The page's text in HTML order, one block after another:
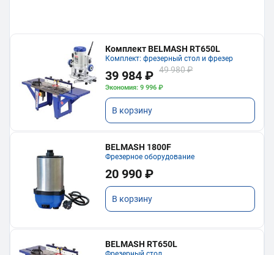
Комплект BELMASH RT650L
Комплект: фрезерный стол и фрезер
39 984 ₽ 49 980 ₽
Экономия: 9 996 ₽
В корзину
BELMASH 1800F
Фрезерное оборудование
20 990 ₽
В корзину
BELMASH RT650L